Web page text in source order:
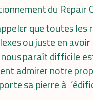
du Repair
que toutes les
ou juste en avoir
paraît difficile
admirer notre
sa pierre à